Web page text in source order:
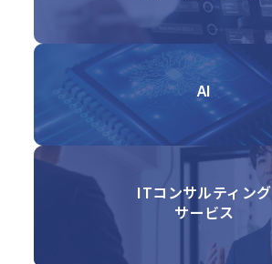
AI
ITコンサルティング
サービス